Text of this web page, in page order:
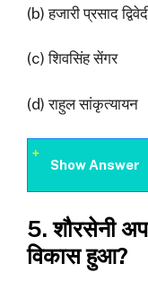
(b) हजारी प्रसाद
(c) शिवसिंह सेंगर
(d) राहुल सांकृत्यायन
Show Answer
5. शौरसेनी
विकास हुआ?